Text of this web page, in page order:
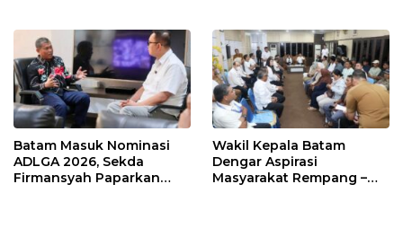
Batam Masuk Nominasi
ADLGA 2026, Sekda
Firmansyah Paparkan
Wakil Kepala Batam
Dengar Aspirasi
Masyarakat Rempang –